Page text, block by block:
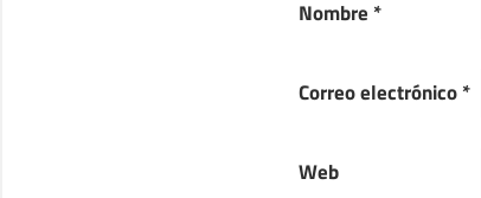
Nombre *
Correo electrónico*
Web